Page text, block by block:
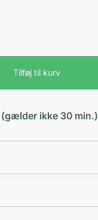
Tilføj til kurv
ikke 30 min.)